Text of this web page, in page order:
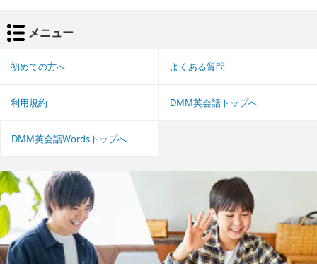
メニュー
初めての方へ よくある質問
利用規約 DMM英会話トップへ
DMM英会話Wordsトップへ